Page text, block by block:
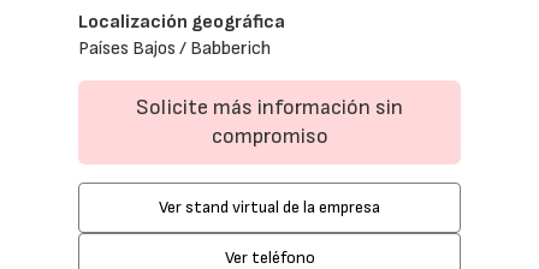
Localización geográfica
Países Bajos / Babberich
Solicite más información sin
compromiso
Ver stand virtual de la empresa
Ver teléfono